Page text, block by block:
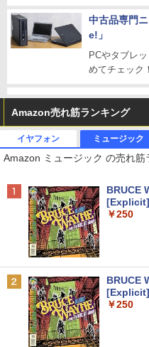
中古品専門
e!」
PCやタブレ
めてチェック！
Amazon売れ筋ランキング
イヤフォン
Anker
￥7,990
Anker
￥5,990
ミュージック
Amazon ミュージック の売れ筋
BRUCE
[Explicit]
￥250
BRUCE
[Explicit]
￥250